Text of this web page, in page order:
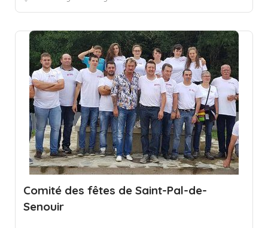
Comité des fêtes de Saint-Pal-de-
Senouir